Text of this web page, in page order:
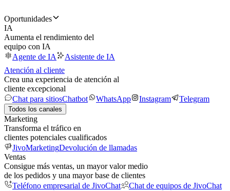
Oportunidades
IA
Aumenta el rendimiento del
equipo con IA
Agente de IA
Asistente de IA
Atención al cliente
Crea una experiencia de atención al
cliente excepcional
Chat para sitiosChatbot WhatsApp Instagram Telegram
Todos los canales
Marketing
Transforma el tráfico en
clientes potenciales cualificados
JivoMarketingDevolución de llamadas
Ventas
Consigue más ventas, un mayor valor medio
de los pedidos y una mayor base de clientes
Teléfono empresarial de JivoChat
Chat de equipos de JivoChat